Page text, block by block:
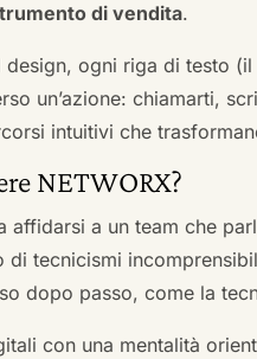
di vendita.
design, ogni riga di testo
un’azione: chiamarti,
intuitivi che
NETWORX?
affidarsi a un team che
di tecnicismi
dopo passo, come la
con una mentalità